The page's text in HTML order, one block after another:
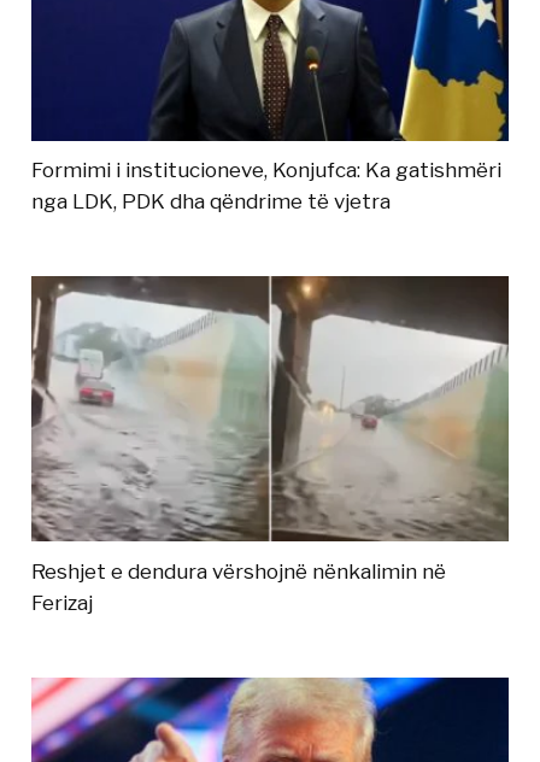
Formimi i institucioneve, Konjufca: Ka gatishmëri
nga LDK, PDK dha qëndrime të vjetra
Reshjet e dendura vërshojnë nënkalimin në
Ferizaj